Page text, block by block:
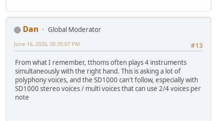
Dan
Global Moderator
#13
June 16, 2020, 05:35:07 PM
From what I remember, tthoms often plays 4 instruments
simultaneously with the right hand. This is asking a lot of
polyphony voices, and the SD1000 can't follow, especially with
SD1000 stereo voices / multi voices that can use 2/4 voices per
note